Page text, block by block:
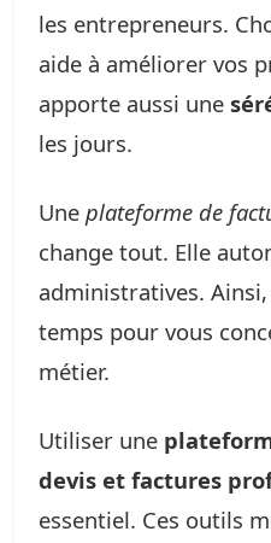
les entrepreneurs.
aide à améliorer vos
apporte aussi une
les jours.
Une plateforme de
change tout. Elle
administratives.
temps pour vous
métier.
Utiliser une
devis et factures
essentiel. Ces outils